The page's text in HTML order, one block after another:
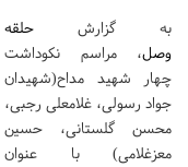
به گزارش حلقه
وصل، مراسم نکوداشت
چهار شهید مداح(شهیدان
جواد رسولی، غلامعلی رجبی،
محسن گلستانی، حسین
معزغلامی) با عنوان